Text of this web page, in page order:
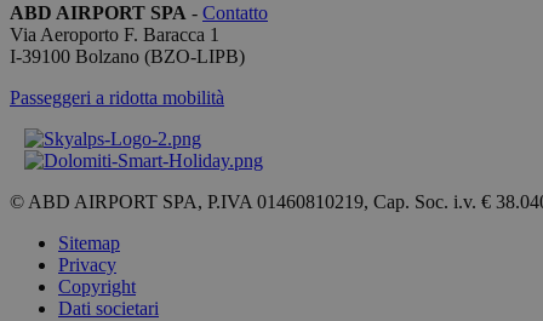
ABD AIRPORT SPA - Contatto
Via Aeroporto F. Baracca 1
I-39100 Bolzano (BZO-LIPB)
Passeggeri a ridotta mobilità
© ABD AIRPORT SPA, P.IVA 01460810219, Cap. Soc. i.v. €
Sitemap
Privacy
Copyright
Dati societari